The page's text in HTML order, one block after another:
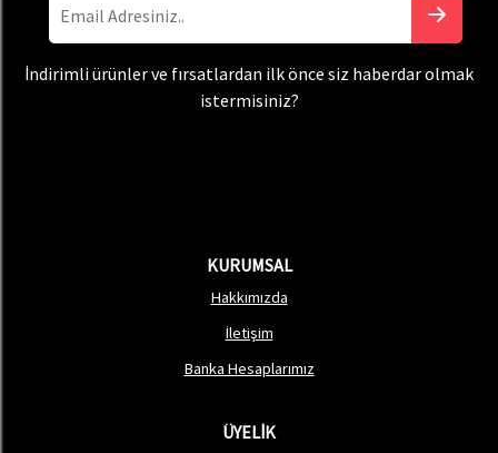
İndirimli ürünler ve fırsatlardan ilk önce siz haberdar olmak
istermisiniz?
KURUMSAL
Hakkımızda
İletişim
Banka Hesaplarımız
ÜYELİK